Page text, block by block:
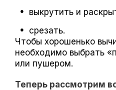
выкрутить и
срезать.
Чтобы хорошенько
необходимо выбрать
или пушером.
Теперь рассмотрим